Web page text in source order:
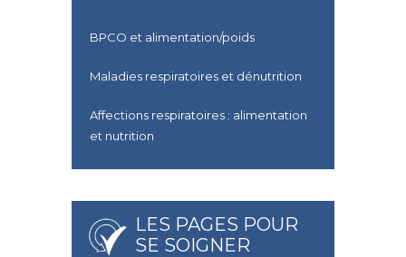
BPCO et alimentation/poids
Maladies respiratoires et dénutrition
Affections respiratoires : alimentation
et nutrition
LES PAGES POUR
SE SOIGNER